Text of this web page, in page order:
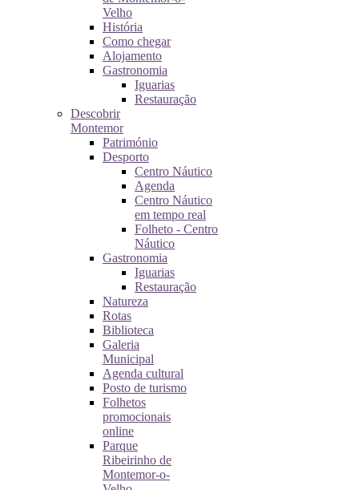
Velho
História
Como chegar
Alojamento
Gastronomia
Iguarias
Restauração
Descobrir
Montemor
Património
Desporto
Centro Náutico
Agenda
Centro Náutico
em tempo real
Folheto - Centro
Náutico
Gastronomia
Iguarias
Restauração
Natureza
Rotas
Biblioteca
Galeria
Municipal
Agenda cultural
Posto de turismo
Folhetos
promocionais
online
Parque
Ribeirinho de
Montemor-o-